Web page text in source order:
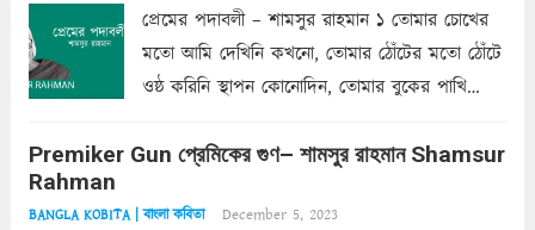
প্রেমের পদাবলী – শামসুর রাহমান ১ তোমার চোখের
মতো আমি দেখিনি কখনো, তোমার ঠোঁটের মতো ঠোঁটে
ওষ্ঠ করিনি স্থাপন কোনোদিন, তোমার বুকের পাখি
কোথাও কি এরকম ছায়া দেয় ক্লান্তির প্রহরে? মুছে
Premiker Gun প্রেমিকের গুণ– শামসুর রাহমান Shamsur
Rahman
BANGLA KOBITA | বাংলা কবিতা December 5, 2023